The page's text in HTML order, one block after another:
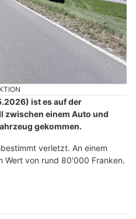
ist es auf der
zwischen einem Auto und
gekommen.
verletzt. An einem
Wert von rund 80'000 Franken.